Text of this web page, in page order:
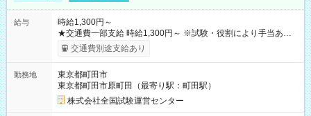
給与
時給1,300円～
★交通費一部支給 時給1,300円～ ※試験・役割により手当あり
※勤務回数により昇給あり 【即給（前払い）オプションあ
り！】 希望される場合、勤務から1週間ほどで給与の一部を受け
例】 ・河合塾模擬試験 8:30～17:30（休憩1時間） 時給1,300円
×8時間＝日収10,400円＋交通費 ※当日の役割により時給＋100
円の場合あり ・国家試験 7:00～13:30（休憩なし） 時給1,300
円（役割手当＋100円）×6時間＝日収8,400円＋交通費 【試用期
交通費別途支給あり
勤務地
東京都町田市
東京都町田市原町田（最寄り駅：町田駅）
株式会社全国試験運営センター